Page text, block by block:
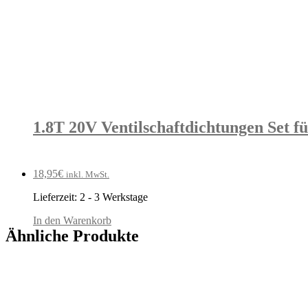
1.8T 20V Ventilschaftdichtungen Set
18,95€ inkl. MwSt.
Lieferzeit: 2 - 3 Werkstage
In den Warenkorb
Ähnliche Produkte